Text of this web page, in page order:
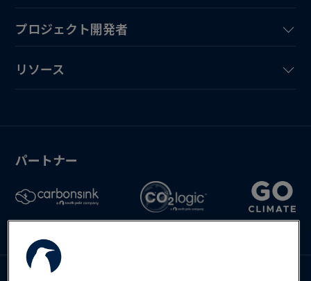
プロジェクト開発者
リソース
パートナー